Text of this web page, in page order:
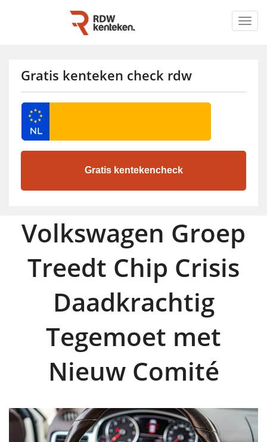
Gratis kenteken check rdw
Volkswagen Groep
Treedt Chip Crisis
Daadkrachtig
Tegemoet met
Nieuw Comité